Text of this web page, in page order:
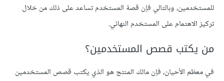
للمستخدمين، وبالتالي فإن قصة المستخدم تساعد على ذلك من خلال
تركيز الاهتمام على المستخدم النهائي.
من يكتب قصص المستخدمين؟
في معظم الأحيان، فإن مالك المنتج هو الذي يكتب قصص المستخدمين